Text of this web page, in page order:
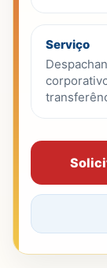
Serviço